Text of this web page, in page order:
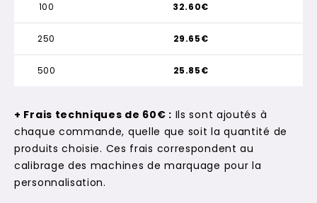
100
250
500
32.60€
29.65€
25.85€
+ Frais techniques de 60€ : Ils sont ajoutés à
chaque commande, quelle que soit la quantité de
produits choisie. Ces frais correspondent au
calibrage des machines de marquage pour la
personnalisation.